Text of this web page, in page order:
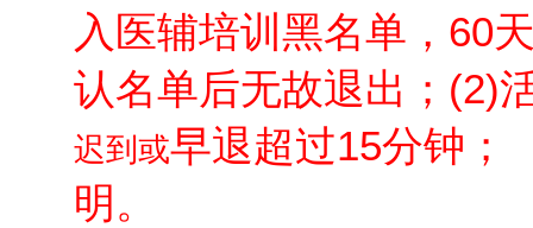
入医辅培训黑名单，60
认名单后无故退出；(2)
迟到或早退超过15分钟；
明。